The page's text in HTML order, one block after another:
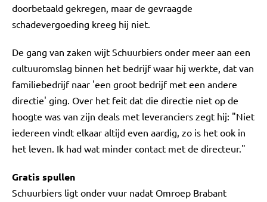
doorbetaald gekregen, maar de gevraagde
schadevergoeding kreeg hij niet.
De gang van zaken wijt Schuurbiers onder meer aan een
cultuuromslag binnen het bedrijf waar hij werkte, dat van
familiebedrijf naar 'een groot bedrijf met een andere
directie' ging. Over het feit dat die directie niet op de
hoogte was van zijn deals met leveranciers zegt hij: "Niet
iedereen vindt elkaar altijd even aardig, zo is het ook in
het leven. Ik had wat minder contact met de directeur."
Gratis spullen
Schuurbiers ligt onder vuur nadat Omroep Brabant